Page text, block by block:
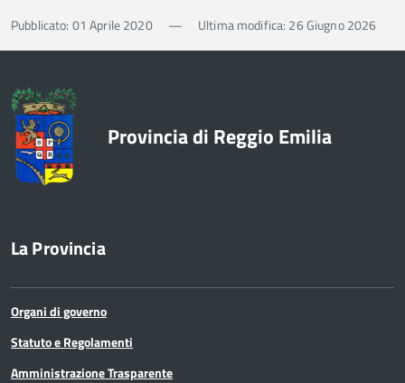
Pubblicato: 01 Aprile 2020 — Ultima modifica: 26 Giugno 2026
Provincia di Reggio Emilia
La Provincia
Organi di governo
Statuto e Regolamenti
Amministrazione Trasparente